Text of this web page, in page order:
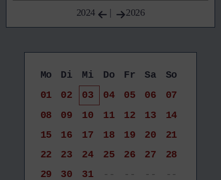
2024 | 2026
Mo Di Mi Do Fr Sa
So
01
02 03 04 05 06
07
08
09 10 11 12 13
14
15
16 17 18 19 20
21
22
23 24 25 26 27
28
29
30 31 -- -- --
--